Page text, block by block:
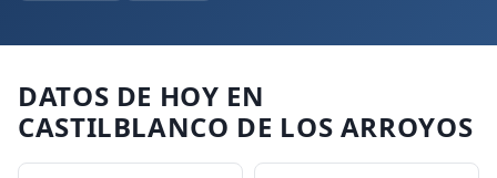
DATOS DE HOY EN
CASTILBLANCO DE LOS ARROYOS